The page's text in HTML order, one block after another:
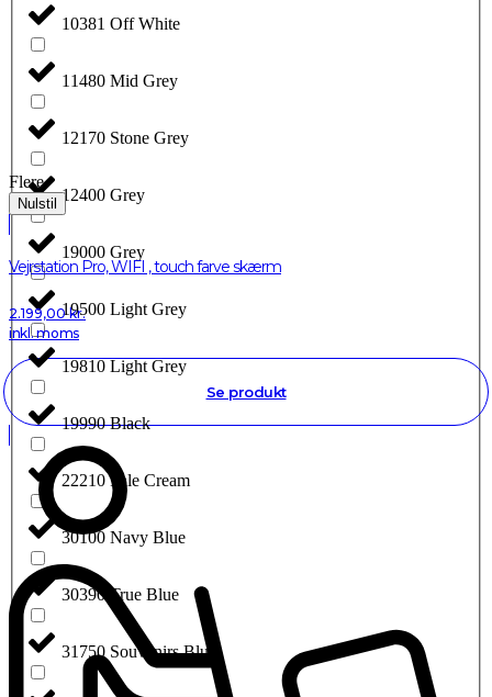
10381 Off White
11480 Mid Grey
12170 Stone Grey
12400 Grey
19000 Grey
19500 Light Grey
19810 Light Grey
19990 Black
22210 Pale Cream
30100 Navy Blue
30390 True Blue
31750 Souvenirs Blue
Flere
Nulstil
Vejrstation Pro, WIFI , touch farve skærm
2.199,00kr.
inkl. moms
Se produkt